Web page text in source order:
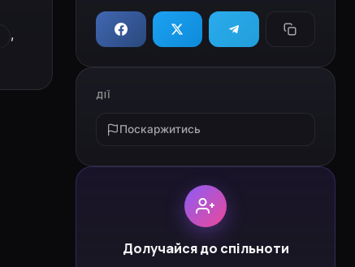
,
ДІЇ
Поскаржитись
Долучайся до спільноти